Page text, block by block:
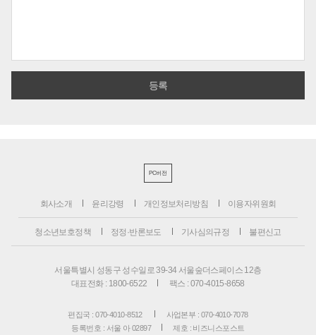
PC버전
회사소개 윤리강령 개인정보처리방침 이용자위원회
청소년보호정책 정정·반론보도 기사심의규정 불편신고
서울특별시 성동구 성수일로 39-34 서울숲더스페이스 12층
대표전화 : 1800-6522
팩스 : 070-4015-8658
편집국 : 070-4010-8512
사업본부 : 070-4010-7078
등록번호 : 서울 아 02897
제호 : 비즈니스포스트